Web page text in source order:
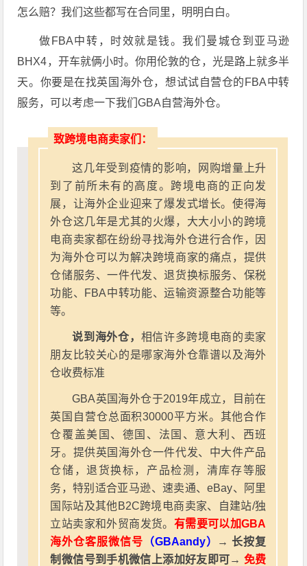
怎么赔？我们这些都写在合同里，明明白白。
做FBA中转，时效就是钱。我们曼城仓到亚马逊
BHX4，开车就俩小时。你用伦敦的仓，光是路上就多半
天。 你要是在找英国海外仓，想试试自营仓的FBA中转
服务，可以考虑一下我们GBA自营海外仓。
致跨境电商卖家们：
这几年受到疫情的影响，网购增量上升
到了前所未有的高度。跨境电商的正向发
展，让海外企业迎来了爆发式增长。使得海
外仓这几年是尤其的火爆，大大小小的跨境
电商卖家都在纷纷寻找海外仓进行合作，因
为海外仓可以为解决跨境商家的痛点，提供
仓储服务、一件代发、退货换标服务、保税
功能、FBA中转功能、运输资源整合功能等
等。
说到海外仓， 相信许多跨境电商的卖家
朋友比较关心的是哪家海外仓靠谱以及海外
仓收费标准
GBA英国海外仓于2019年成立，目前在
英国自营仓总面积30000平方米。其他合作
仓覆盖美国、德国、法国、意大利、西班
牙。提供英国海外仓一件代发、中大件产品
仓储，退货换标，产品检测，清库存等服
务，特别适合亚马逊、速卖通、eBay、阿里
国际站及其他B2C跨境电商卖家、自建站/独
立站卖家和外贸商发货。 有需要可以加GBA
海外仓客服微信号 （GBAandy）
→ 长按复
制微信号到手机微信上添加好友即可→ 免费